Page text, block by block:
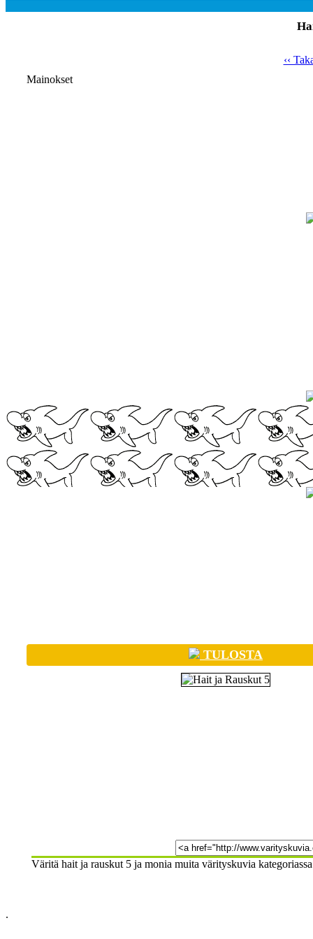
‹‹
Mainokset
TULOSTA
Väritä hait ja rauskut 5 ja monia muita värityskuvia
.